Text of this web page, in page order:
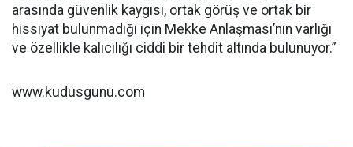
arasında güvenlik kaygısı, ortak görüş ve ortak bir
hissiyat bulunmadığı için Mekke Anlaşması’nın varlığı
ve özellikle kalıcılığı ciddi bir tehdit altında bulunuyor.”
www.kudusgunu.com